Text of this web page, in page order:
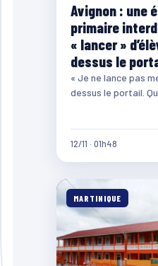
Avignon : une
primaire
« lancer »
dessus le
« Je ne lance pas
dessus le portail.
12/11 · 01h48
MARTINIQUE